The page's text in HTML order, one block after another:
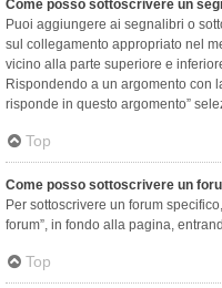
Come posso sottoscrivere un
Puoi aggiungere ai segnalibri o
sul collegamento appropriato nel
vicino alla parte superiore e
Rispondendo a un argomento con
risponde in questo argomento”
Top
Come posso sottoscrivere un
Per sottoscrivere un forum
forum”, in fondo alla pagina,
Top